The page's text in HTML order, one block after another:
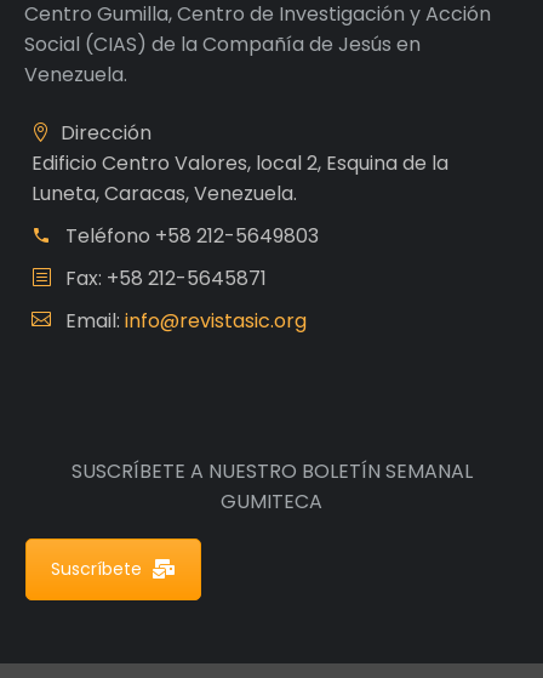
Centro Gumilla, Centro de Investigación y Acción
Social (CIAS) de la Compañía de Jesús en
Venezuela.
Dirección
Edificio Centro Valores, local 2, Esquina de la
Luneta, Caracas, Venezuela.
Teléfono +58 212-5649803
Fax: +58 212-5645871
Email: info@revistasic.org
SUSCRÍBETE A NUESTRO BOLETÍN SEMANAL
GUMITECA
Suscríbete